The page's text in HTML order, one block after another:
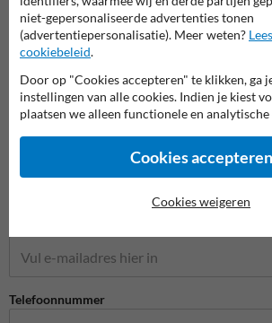
Stel je vraag aan Verkeersbord.be
Naam*
Telefoonnummer
niet-gepersonaliseerde advertenties tonen
(advertentiepersonalisatie). Meer weten?
cookiebeleid.
Door op "Cookies accepteren" te klikken, ga
instellingen van alle cookies. Indien je kiest
plaatsen we alleen functionele en analytische
Cookies accepteren
Cookies weigeren